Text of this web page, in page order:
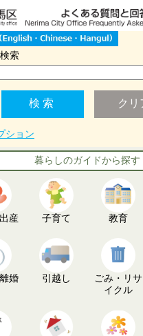
索
ション
暮らしのガイドから探す
産 子育て 教育
婚 引越し
ごみ・リサ
イクル